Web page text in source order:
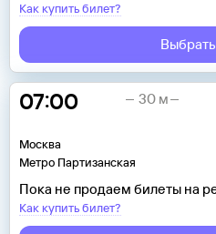
Как купить билет?
07:00
Москва
Метро Партизанская
30 м
Пока не продаем билеты на
Как купить билет?